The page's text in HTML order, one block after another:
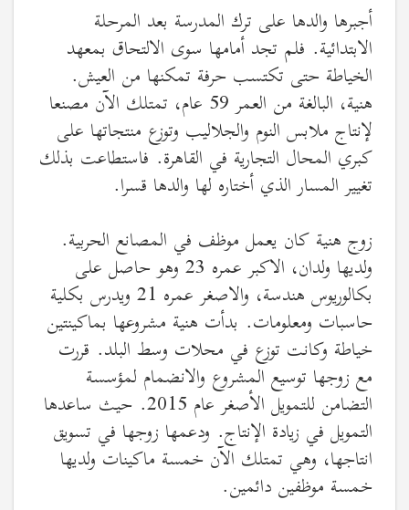
أجبرها والدها على ترك المدرسة بعد المرحلة
الابتدائية. فلم تجد أمامها سوى الالتحاق بمعهد
الخياطة حتى تكتسب حرفة تمكنها من العيش.
هنية، البالغة من العمر 59 عام، تمتلك الآن مصنعا
لإنتاج ملابس النوم والجلاليب وتوزع منتجاتها على
كبري المحال التجارية في القاهرة. فاستطاعت بذلك
تغيير المسار الذي أختاره لها والدها قسرا.
زوج هنية كان يعمل موظف في المصانع الحربية.
ولديها ولدان، الاكبر عمره 23 وهو حاصل على
بكالوريوس هندسة، والاصغر عمره 21 ويدرس بكلية
حاسبات ومعلومات. بدأت هنية مشروعها بماكينتين
خياطة وكانت توزع في محلات وسط البلد. قررت
مع زوجها توسيع المشروع والانضمام لمؤسسة
التضامن للتمويل الأصغر عام 2015. حيث ساعدها
التمويل في زيادة الإنتاج. ودعمها زوجها في تسويق
انتاجها، وهي تمتلك الآن خمسة ماكينات ولديها
خمسة موظفين دائمين.